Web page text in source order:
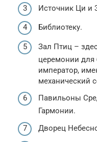
Источник Ци и
Библиотеку.
Зал Птиц –
церемонии для
император,
механический
Павильоны
Гармонии.
Дворец